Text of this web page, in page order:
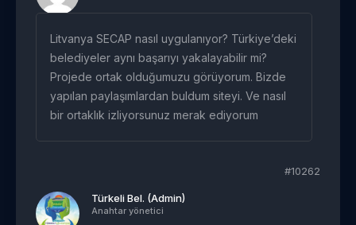
Litvanya SECAP nasıl uygulanıyor? Türkiye’deki
belediyeler aynı başarıyı yakalayabilir mi?
Projede ortak olduğumuzu görüyorum. Bizde
yapılan paylaşımlardan buldum siteyi. Ve nasıl
bir ortaklık izliyorsunuz merak ediyorum
#10262
Türkeli Bel. (Admin)
Anahtar yönetici